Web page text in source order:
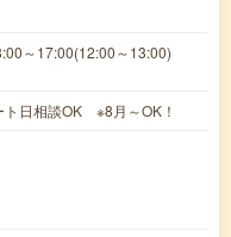
～17:00(12:00～13:00)
日相談OK ※8月～OK！